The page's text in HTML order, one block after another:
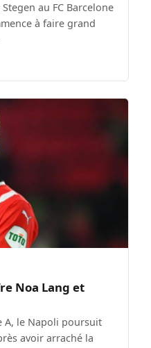
au FC Barcelone
à faire grand
Noa Lang et
A, le Napoli poursuit
avoir arraché la